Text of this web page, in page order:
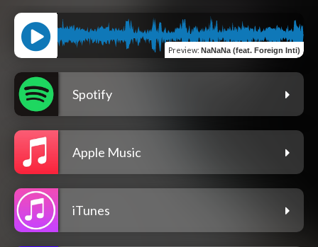
Preview: NaNaNa (feat. Foreign Inti)
Spotify
Apple Music
iTunes